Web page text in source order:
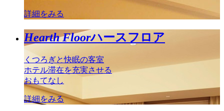
詳細をみる
Hearth Floorハースフロア
くつろぎと快眠の客室
ホテル滞在を充実させる
おもてなし
詳細をみる